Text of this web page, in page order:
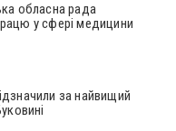
обласна рада
у сфері медицини
за найвищий